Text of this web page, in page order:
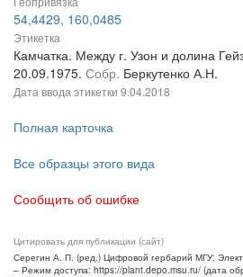
54,4429, 160,0485
Этикетка
Камчатка. Между г. Узон и долина
20.09.1975. Собр. Беркутенко А.Н.
Дата ввода этикетки 9.04.2018
Полная карточка
Все образцы этого вида
Сообщить об ошибке
Цитировать для публикации (сайт)
Серегин А. П. (ред.) Цифровой гербарий МГУ:
– Режим доступа: https://plant.depo.msu.ru/ (дата